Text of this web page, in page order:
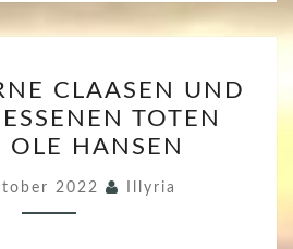
T
S
V
E
8
/
2
0
2
CLAASEN UND
TOTEN
OLE HANSEN
2022 Illyria